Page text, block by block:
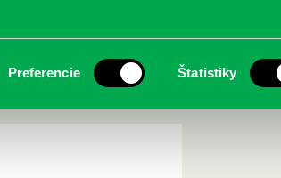
Preferencie Štatistiky